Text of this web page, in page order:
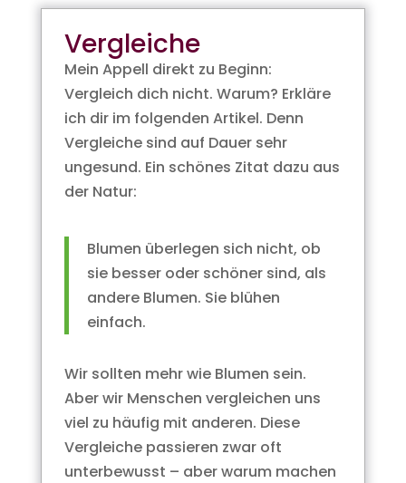
Vergleiche
Mein Appell direkt zu Beginn:
Vergleich dich nicht. Warum? Erkläre
ich dir im folgenden Artikel. Denn
Vergleiche sind auf Dauer sehr
ungesund. Ein schönes Zitat dazu aus
der Natur:
Blumen überlegen sich nicht, ob
sie besser oder schöner sind, als
andere Blumen. Sie blühen
einfach.
Wir sollten mehr wie Blumen sein.
Aber wir Menschen vergleichen uns
viel zu häufig mit anderen. Diese
Vergleiche passieren zwar oft
unterbewusst – aber warum machen